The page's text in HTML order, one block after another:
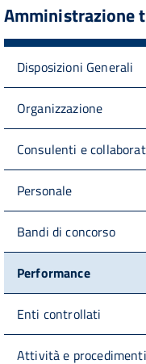
Amministrazione
Disposizioni Generali
Organizzazione
Consulenti e
Personale
Bandi di concorso
Performance
Enti controllati
Attività e procedimenti